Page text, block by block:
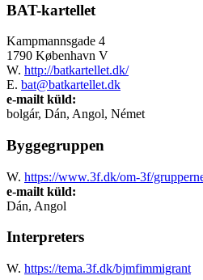
BAT-kartellet
Kampmannsgade 4
1790 København V
W. http://batkartellet.dk/
E. bat@batkartellet.dk
e-mailt küld:
bolgár, Dán, Angol, Német
Byggegruppen
W. https://www.3f.dk/om-3f/
e-mailt küld:
Dán, Angol
Interpreters
W. https://tema.3f.dk/bjmfimmigrant